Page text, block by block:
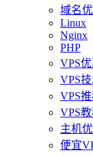
域名
Linux
Nginx
PHP
VPS
VPS
VPS
VPS
主机
便宜